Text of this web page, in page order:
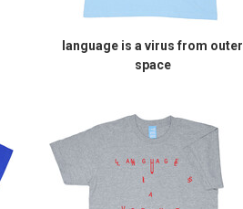
language is a virus from outer
space